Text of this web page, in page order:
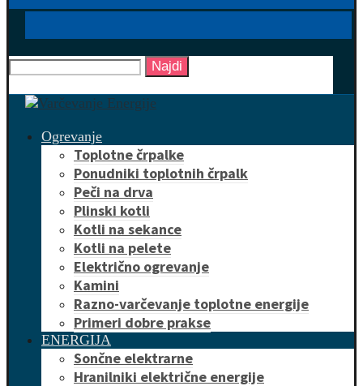
Najdi
Ogrevanje
Toplotne črpalke
Ponudniki toplotnih črpalk
Peči na drva
Plinski kotli
Kotli na sekance
Kotli na pelete
Električno ogrevanje
Kamini
Razno-varčevanje toplotne energije
Primeri dobre prakse
ENERGIJA
Sončne elektrarne
Hranilniki električne energije